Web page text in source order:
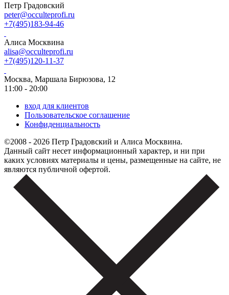
Петр Градовский
peter@occulteprofi.ru
+7(495)183-94-46
Алиса Москвина
alisa@occulteprofi.ru
+7(495)120-11-37
Москва, Маршала Бирюзова, 12
11:00 - 20:00
вход для клиентов
Пользовательское соглашение
Конфиденциальность
©2008 - 2026 Петр Градовский и Алиса Москвина.
Данный сайт несет информационный характер, и ни при
каких условиях материалы и цены, размещенные на сайте, не
являются публичной офертой.